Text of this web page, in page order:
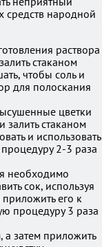
народной
раствора
стаканом
чтобы соль и
для полоскания
цветки
залить стаканом
и использовать
2-3 раза
необходимо
сок, используя
его к
процедуру 3 раза
а затем приложить